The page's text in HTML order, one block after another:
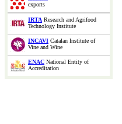
exports
IRTA Research and Agrifood
Technology Institute
INCAVI Catalan Institute of
Vine and Wine
ENAC National Entity of
Accreditation